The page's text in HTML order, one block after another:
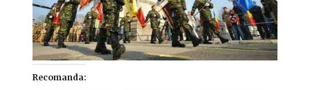
Recomanda: